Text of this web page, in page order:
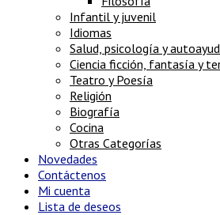
Infantil y juvenil
Idiomas
Salud, psicología y
Ciencia ficción, fantasía y
Teatro y Poesía
Religión
Biografía
Cocina
Otras Categorías
Novedades
Contáctenos
Mi cuenta
Lista de deseos